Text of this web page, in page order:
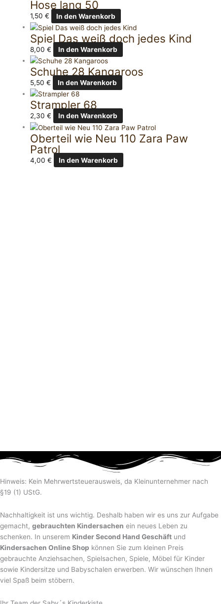
Hose lang 50
1,50€ In den Warenkorb
Spiel Das weiß doch jedes Kind
8,00€ In den Warenkorb
Schuhe 28 Kangaroos
5,50€ In den Warenkorb
Strampler 68
2,30€ In den Warenkorb
Oberteil wie Neu 110 Zara Paw
Patrol
4,00€ In den Warenkorb
Hinweis: Kein Mehrwertsteuerausweis, da Kleinunternehmer nach
§19 (1) UStG.
Nachhaltigkeit ist uns wichtig. Deshalb haben wir es uns zur Aufgabe
gemacht, gebrauchten Kindersachen ein neues Leben zu
schenken. In unserem Kinder Second Hand Geschäft und
Kindersachen Online Shop können Sie zum kleinen Preis
gebrauchte Anziehsachen, Spiel­sachen, Spiele, Möbel für Kinder
sowie Kindersitze und Babyschalen erwerben. Wir wünschen Ihnen
viel Spaß beim stöbern.